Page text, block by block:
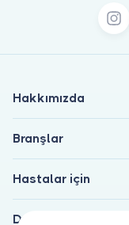
Hakkımızda
Branşlar
Hastalar için
Doktorlar için